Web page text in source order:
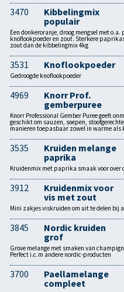
3470
Kibbelingmix
populair
Een donkeroranje, droog mengsel met
knoflookpoeder en zout. Sterkere
zout dan de kibbelingmix 4kg
3531 Knoflookpoeder
Gedroogde knoflookpoeder
4969
Knorr Prof.
gemberpuree
Knorr Professional Gember Puree geeft
geschikt om sauzen, soepen,
manieren toepasbaar zowel in warme als
3535
Kruiden melange
paprika
Kruidenmix met paprika smaak voor over
3912
Kruidenmix voor
vis met zout
Mini zakjes viskruiden om uit te delen bij
3845
Nordic kruiden
grof
Grove melange met smaken van
Perfect i.c.m andere nordic-producten
3700
Paellamelange
compleet